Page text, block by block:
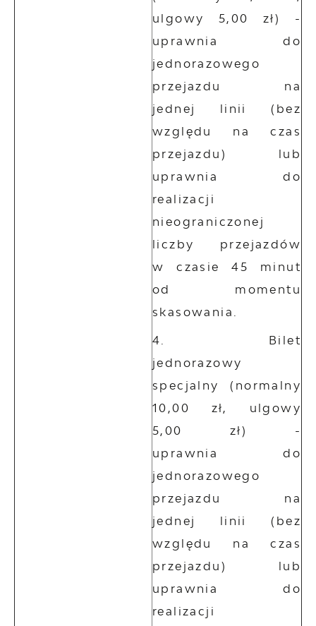
ulgowy 5,00 zł) -
uprawnia do
jednorazowego
przejazdu na
jednej linii (bez
względu na czas
przejazdu) lub
uprawnia do
realizacji
nieograniczonej
liczby przejazdów
w czasie 45 minut
od momentu
skasowania.
Bilet
jednorazowy
specjalny (normalny
10,00 zł, ulgowy
5,00 zł) -
uprawnia do
jednorazowego
przejazdu na
jednej linii (bez
względu na czas
przejazdu) lub
uprawnia do
realizacji